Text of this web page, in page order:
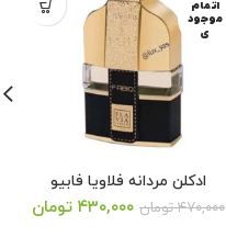
اتمام
موجود
ی
ادکلن مردانه فلاویا فابیو
۴۷۰,۰۰۰ تومان قیمت
۴۳۰,۰۰۰ تومان